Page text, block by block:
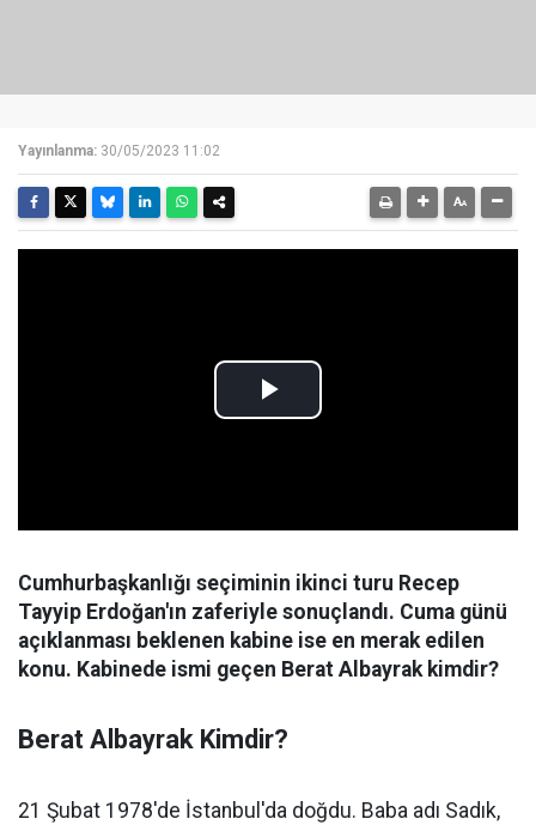
Yayınlanma: 30/05/2023 11:02
Cumhurbaşkanlığı seçiminin ikinci turu Recep
Tayyip Erdoğan'ın zaferiyle sonuçlandı. Cuma günü
açıklanması beklenen kabine ise en merak edilen
konu. Kabinede ismi geçen Berat Albayrak kimdir?
Berat Albayrak Kimdir?
21 Şubat 1978'de İstanbul'da doğdu. Baba adı Sadık,